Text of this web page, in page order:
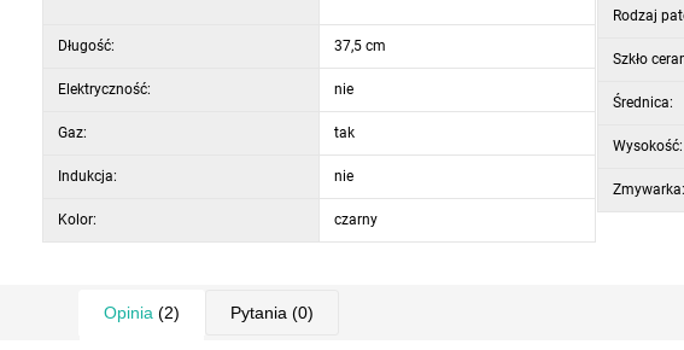
Długość: 37,5 cm
Elektryczność: nie
Gaz: tak
Indukcja: nie
Kolor: czarny
Rodzaj
Szkło
Średnica:
Wysokość:
Zmywarka:
Opinia (2) Pytania (0)